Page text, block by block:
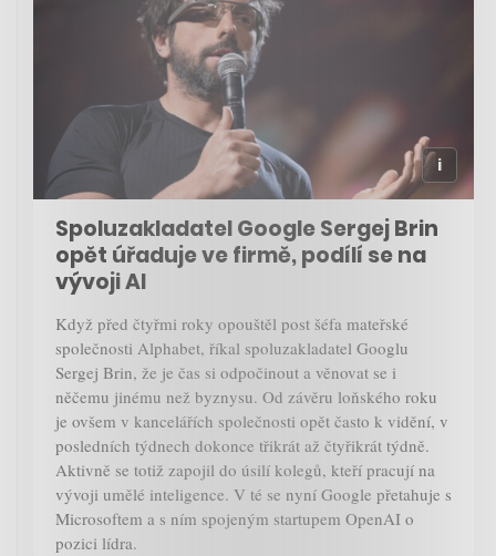
Spoluzakladatel Google Sergej Brin
opět úřaduje ve firmě, podílí se na
vývoji AI
Když před čtyřmi roky opouštěl post šéfa mateřské
společnosti Alphabet, říkal spoluzakladatel Googlu
Sergej Brin, že je čas si odpočinout a věnovat se i
něčemu jinému než byznysu. Od závěru loňského roku
je ovšem v kancelářích společnosti opět často k vidění, v
posledních týdnech dokonce třikrát až čtyřikrát týdně.
Aktivně se totiž zapojil do úsilí kolegů, kteří pracují na
vývoji umělé inteligence. V té se nyní Google přetahuje s
Microsoftem a s ním spojeným startupem OpenAI o
pozici lídra.